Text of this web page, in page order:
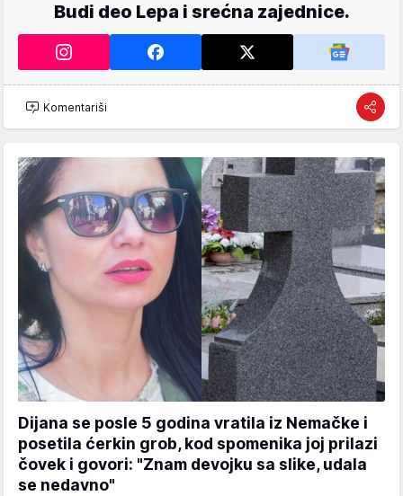
Budi deo Lepa i srećna zajednice.
Komentariši
Dijana se posle 5 godina vratila iz Nemačke i
posetila ćerkin grob, kod spomenika joj prilazi
čovek i govori: "Znam devojku sa slike, udala
se nedavno"